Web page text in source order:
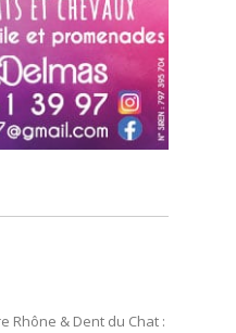
Rhône & Dent du Chat :